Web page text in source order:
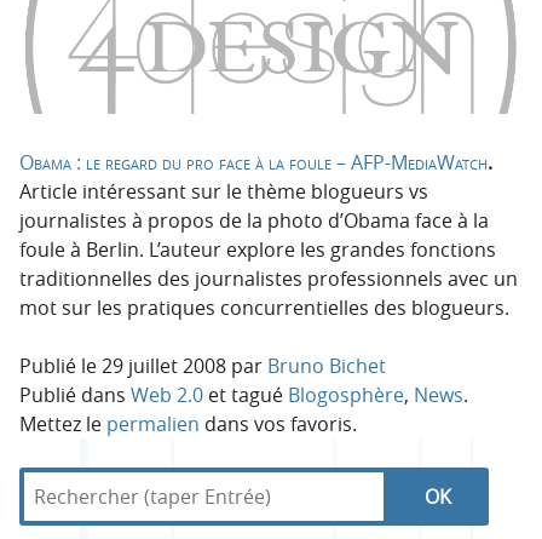
n
r
c
i
p
a
l
e
n
e
n
Obama : le regard du pro face à la foule – AFP-MediaWatch.
Article intéressant sur le thème blogueurs vs
journalistes à propos de la photo d’Obama face à la
foule à Berlin. L’auteur explore les grandes fonctions
traditionnelles des journalistes professionnels avec un
mot sur les pratiques concurrentielles des blogueurs.
Publié le29 juillet 2008 par Bruno Bichet
Publié dans Web 2.0 et tagué Blogosphère, News.
Mettez le permalien dans vos favoris.
R
R
d